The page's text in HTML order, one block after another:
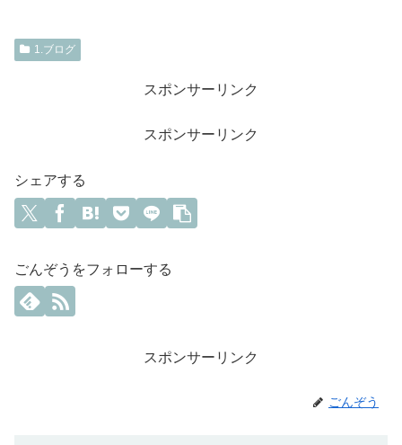
1.ブログ
スポンサーリンク
スポンサーリンク
シェアする
ごんぞうをフォローする
スポンサーリンク
ごんぞう